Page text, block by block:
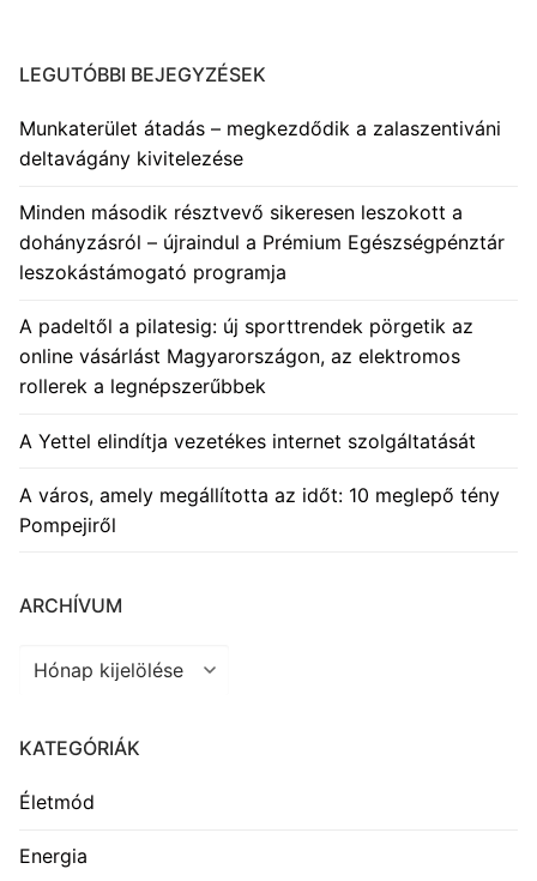
LEGUTÓBBI BEJEGYZÉSEK
Munkaterület átadás – megkezdődik a zalaszentiváni
deltavágány kivitelezése
Minden második résztvevő sikeresen leszokott a
dohányzásról – újraindul a Prémium Egészségpénztár
leszokástámogató programja
A padeltől a pilatesig: új sporttrendek pörgetik az
online vásárlást Magyarországon, az elektromos
rollerek a legnépszerűbbek
A Yettel elindítja vezetékes internet szolgáltatását
A város, amely megállította az időt: 10 meglepő tény
Pompejiről
ARCHÍVUM
Archívum
KATEGÓRIÁK
Életmód
Energia